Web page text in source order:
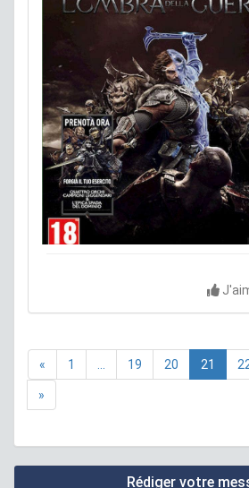
« 1 ... 19 20 21
»
Rédiger votre